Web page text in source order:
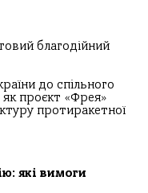
благодійний
до спільного
проєкт «Фрея»
протиракетної
які вимоги